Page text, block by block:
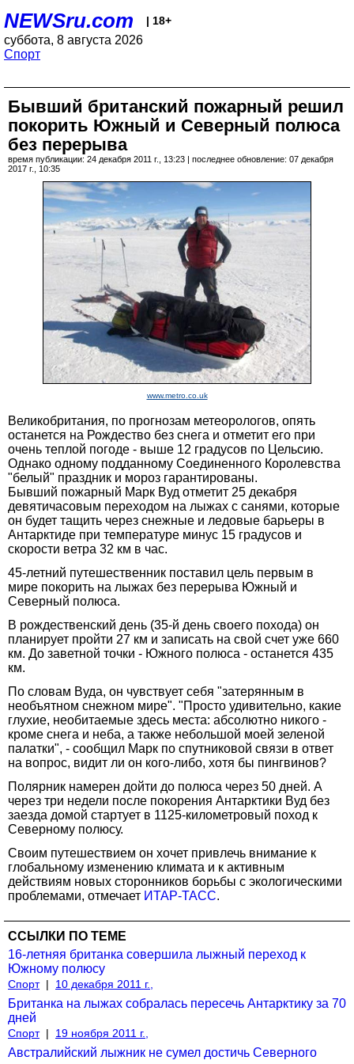
NEWSru.com | 18+
суббота, 8 августа 2026
Спорт
Бывший британский пожарный решил
покорить Южный и Северный полюса
без перерыва
время публикации: 24 декабря 2011 г., 13:23 | последнее обновление: 07 декабря
2017 г., 10:35
www.metro.co.uk
Великобритания, по прогнозам метеорологов, опять
останется на Рождество без снега и отметит его при
очень теплой погоде - выше 12 градусов по Цельсию.
Однако одному подданному Соединенного Королевства
"белый" праздник и мороз гарантированы.
Бывший пожарный Марк Вуд отметит 25 декабря
девятичасовым переходом на лыжах с санями, которые
он будет тащить через снежные и ледовые барьеры в
Антарктиде при температуре минус 15 градусов и
скорости ветра 32 км в час.
45-летний путешественник поставил цель первым в
мире покорить на лыжах без перерыва Южный и
Северный полюса.
В рождественский день (35-й день своего похода) он
планирует пройти 27 км и записать на свой счет уже 660
км. До заветной точки - Южного полюса - останется 435
км.
По словам Вуда, он чувствует себя "затерянным в
необъятном снежном мире". "Просто удивительно, какие
глухие, необитаемые здесь места: абсолютно никого -
кроме снега и неба, а также небольшой моей зеленой
палатки", - сообщил Марк по спутниковой связи в ответ
на вопрос, видит ли он кого-либо, хотя бы пингвинов?
Полярник намерен дойти до полюса через 50 дней. А
через три недели после покорения Антарктики Вуд без
заезда домой стартует в 1125-километровый поход к
Северному полюсу.
Своим путешествием он хочет привлечь внимание к
глобальному изменению климата и к активным
действиям новых сторонников борьбы с экологическими
проблемами, отмечает ИТАР-ТАСС.
ССЫЛКИ ПО ТЕМЕ
16-летняя британка совершила лыжный переход к
Южному полюсу
Спорт | 10 декабря 2011 г.,
Британка на лыжах собралась пересечь Антарктику за 70
дней
Спорт | 19 ноября 2011 г.,
Австралийский лыжник не сумел достичь Северного